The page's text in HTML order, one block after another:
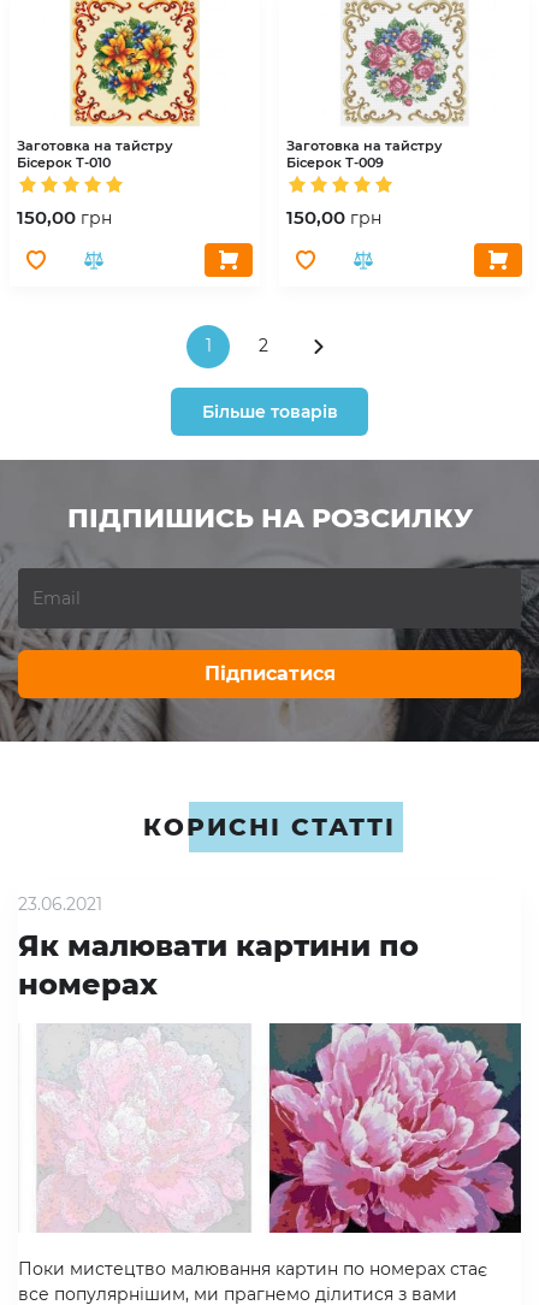
Заготовка на тайстру
Бісерок Т-010
150,00 грн
Заготовка на тайстру
Бісерок Т-009
150,00 грн
1 2
Більше товарів
ПІДПИШИСЬ НА РОЗСИЛКУ
Підписатися
КОРИСНІ СТАТТІ
23.06.2021
Як малювати картини по
номерах
Поки мистецтво малювання картин по номерах стає
все популярнішим, ми прагнемо ділитися з вами